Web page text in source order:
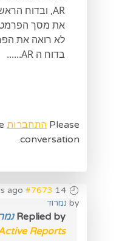
AR, ובדוח הראשוני אני פותח
את מסך
לא רואה את
בדוח ה AR......
Please התחברות
conversation.
14 years 2 months ago
#7673
by נמרוד
Replied by
Reports